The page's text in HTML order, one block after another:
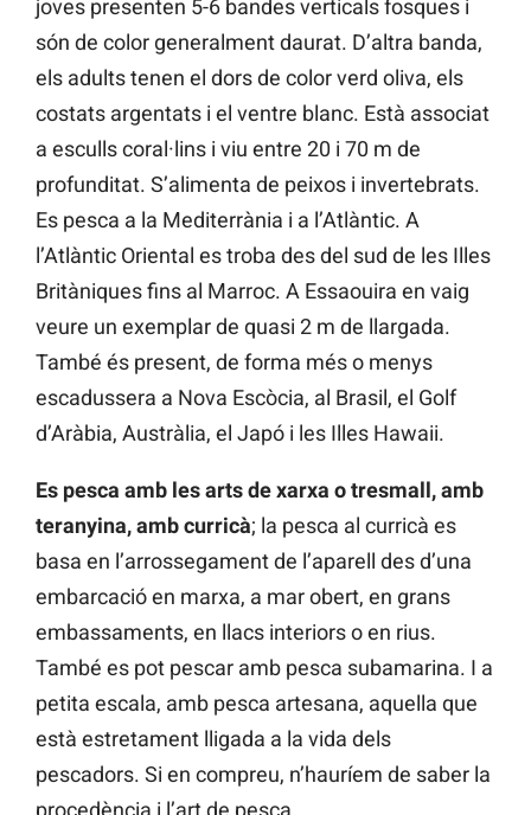
joves presenten 5-6 bandes verticals fosques i
són de color generalment daurat. D’altra banda,
els adults tenen el dors de color verd oliva, els
costats argentats i el ventre blanc. Està associat
a esculls coral·lins i viu entre 20 i 70 m de
profunditat. S’alimenta de peixos i invertebrats.
Es pesca a la Mediterrània i a l’Atlàntic. A
l’Atlàntic Oriental es troba des del sud de les Illes
Britàniques fins al Marroc. A Essaouira en vaig
veure un exemplar de quasi 2 m de llargada.
També és present, de forma més o menys
escadussera a Nova Escòcia, al Brasil, el Golf
d’Aràbia, Austràlia, el Japó i les Illes Hawaii.
Es pesca amb les arts de xarxa o tresmall, amb
teranyina, amb curricà; la pesca al curricà es
basa en l’arrossegament de l’aparell des d’una
embarcació en marxa, a mar obert, en grans
embassaments, en llacs interiors o en rius.
També es pot pescar amb pesca subamarina. I a
petita escala, amb pesca artesana, aquella que
està estretament lligada a la vida dels
pescadors. Si en compreu, n’hauríem de saber la
procedència i l’art de pesca.